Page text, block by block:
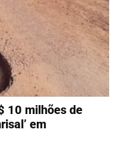
10 milhões de
em